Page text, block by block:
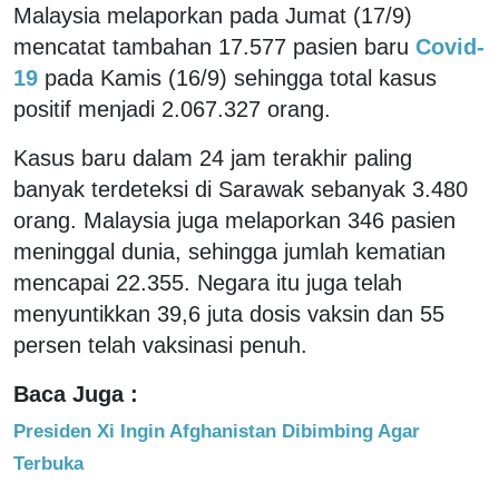
Malaysia melaporkan pada Jumat (17/9)
mencatat tambahan 17.577 pasien baru Covid-
19 pada Kamis (16/9) sehingga total kasus
positif menjadi 2.067.327 orang.
Kasus baru dalam 24 jam terakhir paling
banyak terdeteksi di Sarawak sebanyak 3.480
orang. Malaysia juga melaporkan 346 pasien
meninggal dunia, sehingga jumlah kematian
mencapai 22.355. Negara itu juga telah
menyuntikkan 39,6 juta dosis vaksin dan 55
persen telah vaksinasi penuh.
Baca Juga :
Presiden Xi Ingin Afghanistan Dibimbing Agar
Terbuka